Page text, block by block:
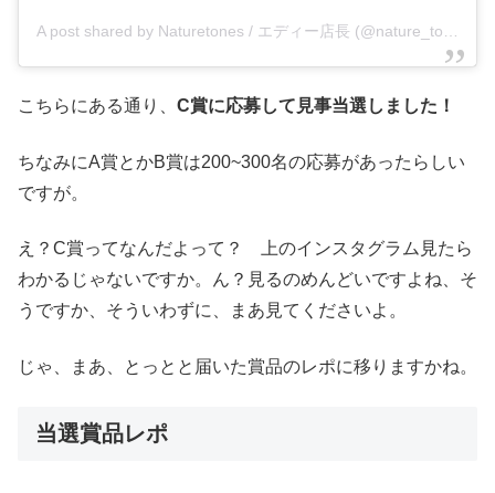
こちらにある通り、 C賞に応募して見事当選しました！
ちなみにA賞とかB賞は200~300名の応募があったらしい
ですが。
え？C賞ってなんだよって？ 上のインスタグラム見たら
わかるじゃないですか。ん？見るのめんどいですよね、そ
うですか、そういわずに、まあ見てくださいよ。
じゃ、まあ、とっとと届いた賞品のレポに移りますかね。
当選賞品レポ